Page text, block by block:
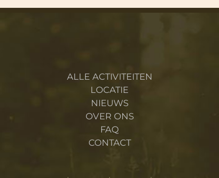
ALLE ACTIVITEITEN
LOCATIE
NIEUWS
OVER ONS
FAQ
CONTACT